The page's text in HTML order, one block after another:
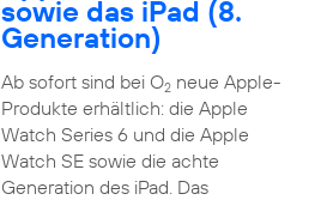
sowie das iPad (8.
Generation)
Ab sofort sind bei O2neue Apple-
Produkte erhältlich: die Apple
Watch Series 6 und die Apple
Watch SE sowie die achte
Generation des iPad. Das